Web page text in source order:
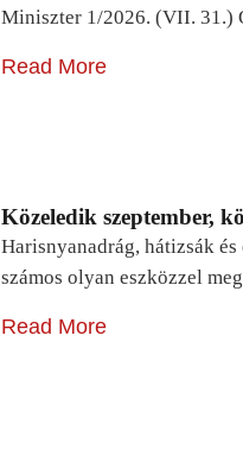
Miniszter 1/2026. (VII. 31.)
Read More
Közeledik szeptember,
Harisnyanadrág, hátizsák
számos olyan eszközzel
Read More